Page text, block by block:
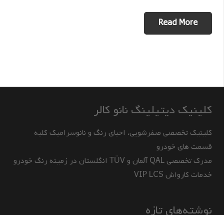
Read More
کلینیک دیتیلینگ نانو کالر
کلینیک تخصصی صفرشویی، احیای رنگ و نانوسرامیک کلیه
قسمت های خودرو
مدرک تخصصی QAL آلمان و TÜV انگلستان در زمینه رنگ خودرو
خدمات کارواش VIP LCS
نوشته‌های تازه